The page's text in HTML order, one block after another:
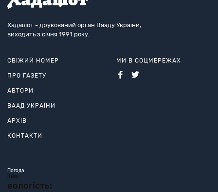
Хадашот - друкований орган Вааду України,
виходить з січня 1991 року.
СВІЖИЙ НОМЕР
ПРО ГАЗЕТУ
АВТОРИ
ВААД УКРАЇНИ
АРХІВ
КОНТАКТИ
МИ В СОЦМЕРЕЖАХ
Погода
Київ
вологість: